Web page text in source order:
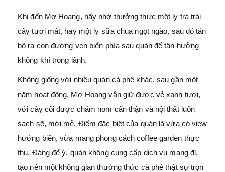
Khi đến Mơ Hoang, hãy nhớ thưởng thức một ly trà trái
cây tươi mát, hay một ly sữa chua ngọt ngào, sau đó tản
bộ ra con đường ven biển phía sau quán để tận hưởng
không khí trong lành.
Không giống với nhiều quán cà phê khác, sau gần một
năm hoạt động, Mơ Hoang vẫn giữ được vẻ xanh tươi,
với cây cối được chăm nom cẩn thận và nội thất luôn
sạch sẽ, mới mẻ. Điểm đặc biệt của quán là vừa có view
hướng biển, vừa mang phong cách coffee garden thực
thụ. Đáng để ý, quán không cung cấp dịch vụ mang đi,
tạo nên một không gian thưởng thức cà phê thật sự trọn